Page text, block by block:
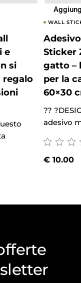
e
si
regalo
WALL
Sticker
gatto –
per la
60×30
??
adesivo
€ 10.00